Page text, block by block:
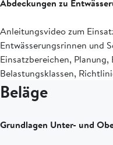
Abdeckungen zu
Anleitungsvideo zum
Entwässerungsrinnen und
Einsatzbereichen,
Belastungsklassen,
Beläge
Grundlagen Unter- und